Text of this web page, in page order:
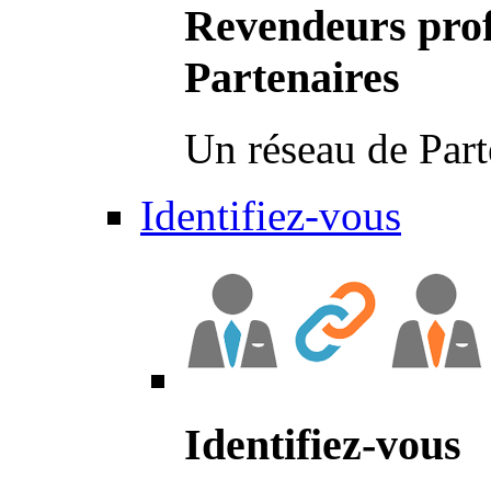
Revendeurs
Partenaires
Un réseau de
Identifiez-vous
Identifiez-vous